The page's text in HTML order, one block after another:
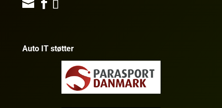
Auto IT støtter